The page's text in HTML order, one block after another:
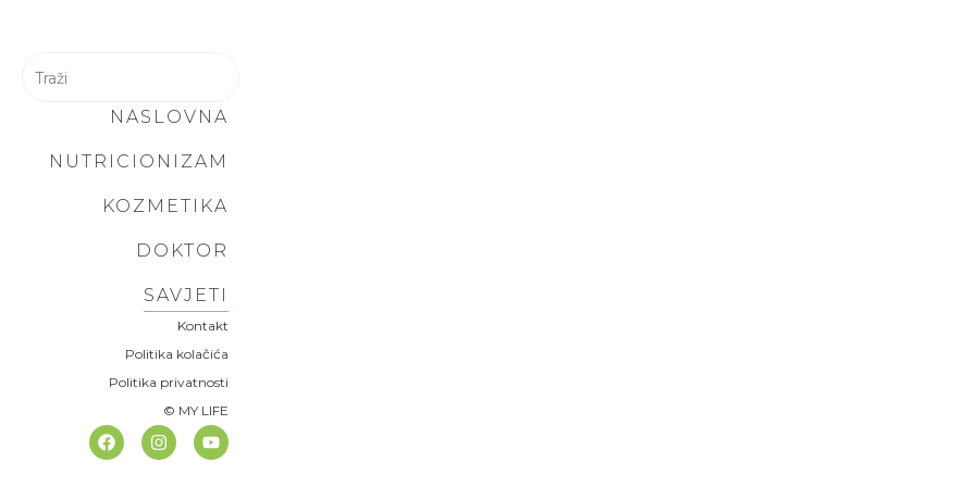
NASLOVNA
NUTRICIONIZAM
KOZMETIKA
DOKTOR
SAVJETI
Kontakt
Politika kolačića
Politika privatnosti
© MY LIFE